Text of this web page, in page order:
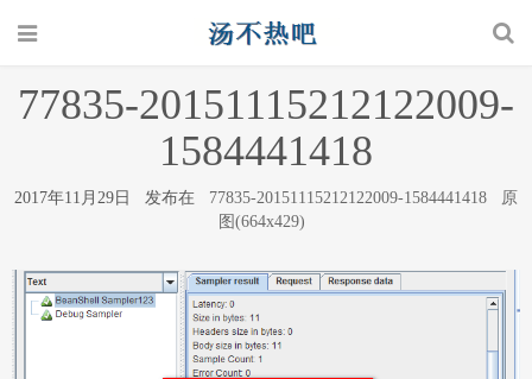
77835-20151115212122009-
1584441418
2017年11月29日 发布在 77835-20151115212122009-1584441418
原
图(664x429)